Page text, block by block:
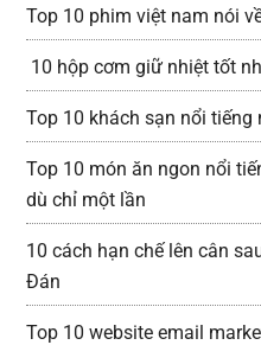
Top 10 phim việt nam nói
10 hộp cơm giữ nhiệt tốt
Top 10 khách sạn nổi tiếng
Top 10 món ăn ngon nổi
dù chỉ một lần
10 cách hạn chế lên cân
Đán
Top 10 website email